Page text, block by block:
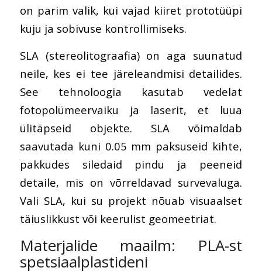
on parim valik, kui vajad kiiret prototüüpi
kuju ja sobivuse kontrollimiseks.
SLA (stereolitograafia) on aga suunatud
neile, kes ei tee järeleandmisi detailides.
See tehnoloogia kasutab vedelat
fotopolümeervaiku ja laserit, et luua
ülitäpseid objekte. SLA võimaldab
saavutada kuni 0.05 mm paksuseid kihte,
pakkudes siledaid pindu ja peeneid
detaile, mis on võrreldavad survevaluga.
Vali SLA, kui su projekt nõuab visuaalset
täiuslikkust või keerulist geomeetriat.
Materjalide maailm: PLA-st
spetsiaalplastideni